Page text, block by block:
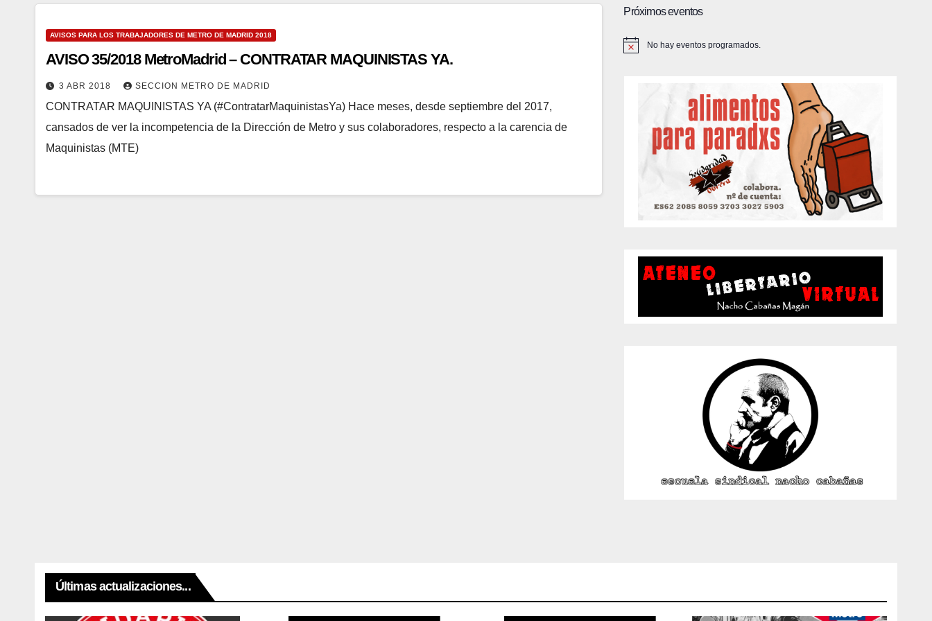
AVISOS PARA LOS TRABAJADORES DE METRO DE MADRID 2018
AVISO 35/2018 MetroMadrid – CONTRATAR MAQUINISTAS YA.
3 ABR 2018 SECCION METRO DE MADRID
CONTRATAR MAQUINISTAS YA (#ContratarMaquinistasYa) Hace meses, desde septiembre del 2017,
cansados de ver la incompetencia de la Dirección de Metro y sus colaboradores, respecto a la carencia de
Maquinistas (MTE)
Próximos eventos
A
No hay eventos programados.
Últimas actualizaciones...